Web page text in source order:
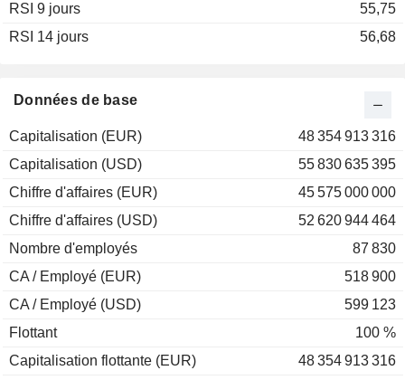
Données de base
Capitalisation (EUR)
48 354 913 316
Capitalisation (USD)
55 830 635 395
Chiffre d'affaires (EUR)
45 575 000 000
Chiffre d'affaires (USD)
52 620 944 464
Nombre d'employés
87 830
CA / Employé (EUR)
518 900
CA / Employé (USD)
599 123
Flottant
100 %
Capitalisation flottante (EUR)
48 354 913 316
RSI 9 jours
55,75
RSI 14 jours
56,68
2002
2001
1999
1997
1996